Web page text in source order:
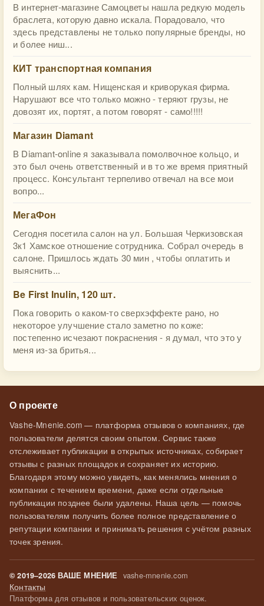
В интернет‑магазине Самоцветы нашла редкую модель
браслета, которую давно искала. Порадовало, что
здесь представлены не только популярные бренды, но
и более ниш...
КИТ транспортная компания
Полный шлях кам. Нищенская и криворукая фирма.
Нарушают все что только можно - теряют грузы, не
довозят их, портят, а потом говорят - само!!!!!
Магазин Diamant
В Diamant-online я заказывала помолвочное кольцо, и
это был очень ответственный и в то же время приятный
процесс. Консультант терпеливо отвечал на все мои
вопро...
МегаФон
Сегодня посетила салон на ул. Большая Черкизовская
3к1 Хамское отношение сотрудника. Собрал очередь в
салоне. Пришлось ждать 30 мин , чтобы оплатить и
выяснить...
Be First Inulin, 120 шт.
Пока говорить о каком-то сверхэффекте рано, но
некоторое улучшение стало заметно по коже:
постепенно исчезают покраснения - я думал, что это у
меня из-за бритья...
О проекте
Vashe-Mnenie.com — платформа отзывов о компаниях, где
пользователи делятся своим опытом. Сервис также
отслеживает публикации в открытых источниках, собирает
отзывы с разных площадок и сохраняет их историю.
Благодаря этому можно увидеть, как менялись мнения о
компании с течением времени, даже если отдельные
публикации позднее были удалены. Наша цель — помочь
пользователям получить более полное представление о
репутации компании и принимать решения с учётом разных
точек зрения.
© 2019–2026 ВАШЕ МНЕНИЕ vashe-mnenie.com
Контакты
Платформа для отзывов и пользовательских оценок.